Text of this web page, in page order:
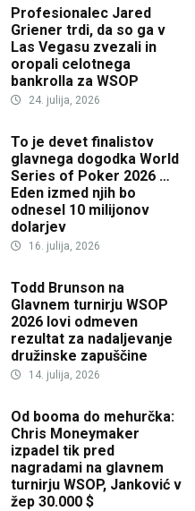
Profesionalec Jared
Griener trdi, da so ga v
Las Vegasu zvezali in
oropali celotnega
bankrolla za WSOP
24. julija, 2026
To je devet finalistov
glavnega dogodka World
Series of Poker 2026 …
Eden izmed njih bo
odnesel 10 milijonov
dolarjev
16. julija, 2026
Todd Brunson na
Glavnem turnirju WSOP
2026 lovi odmeven
rezultat za nadaljevanje
družinske zapuščine
14. julija, 2026
Od booma do mehurčka:
Chris Moneymaker
izpadel tik pred
nagradami na glavnem
turnirju WSOP, Janković v
žep 30.000 $